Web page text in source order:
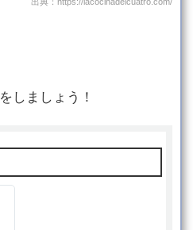
をしましょう！